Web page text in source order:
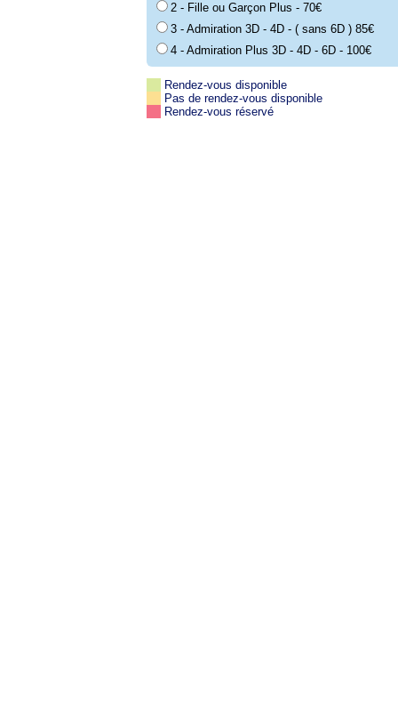
2 - Fille ou Garçon Plus - 70€
3 - Admiration 3D - 4D - ( sans 6D ) 85€
4 - Admiration Plus 3D - 4D - 6D - 100€
Rendez-vous disponible
Pas de rendez-vous disponible
Rendez-vous réservé